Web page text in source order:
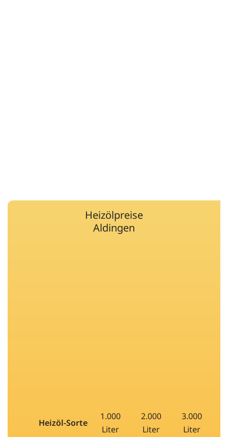
Heizölpreise
Aldingen
Heizöl-Sorte
1.000
Liter
2.000
Liter
3.000
Liter